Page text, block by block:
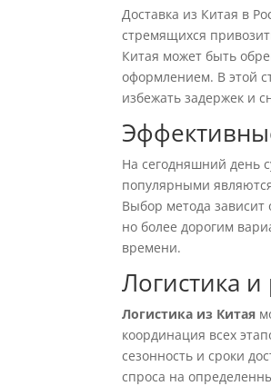
Доставка из Китая в
стремящихся
Китая может быть
оформлением. В этой
избежать задержек и
На сегодняшний день
популярными
Выбор метода зависит
но более дорогим
времени.
Логистика и
Логистика из Китая
координация всех
сезонность и сроки
спроса на